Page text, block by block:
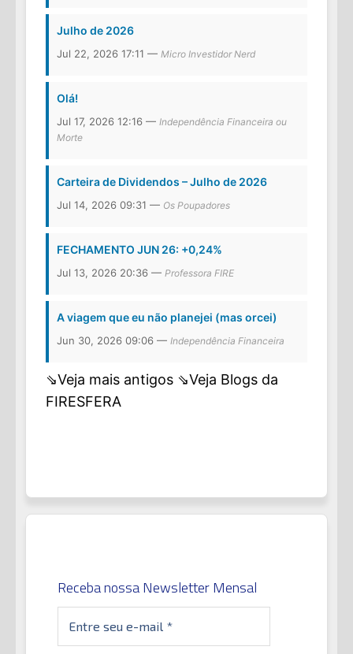
Julho de 2026
Jul 22, 2026 17:11 — Micro Investidor Nerd
Olá!
Jul 17, 2026 12:16 — Independência Financeira ou
Morte
Carteira de Dividendos – Julho de 2026
Jul 14, 2026 09:31 — Os Poupadores
FECHAMENTO JUN 26: +0,24%
Jul 13, 2026 20:36 — Professora FIRE
A viagem que eu não planejei (mas orcei)
Jun 30, 2026 09:06 — Independência Financeira
⇘Veja mais antigos ⇘Veja Blogs da
FIRESFERA
Receba nossa Newsletter Mensal